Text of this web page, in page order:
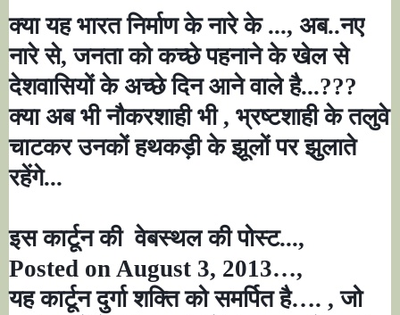
क्या यह भारत निर्माण के नारे के ..., अब..नए
नारे से,जनता को कच्छे पहनाने के खेल से
देशवासियों के अच्छे दिन आने वाले है...???
क्या अब भी नौकरशाही भी , भ्रष्टशाही के तलुवे
चाटकर उनकों हथकड़ी के झूलों पर झुलाते
रहेंगे...
इस कार्टून की वेबस्थल की पोस्ट...,
Posted on August 3, 2013…,
यह कार्टून दुर्गा शक्ति को समर्पित है…. ,जो